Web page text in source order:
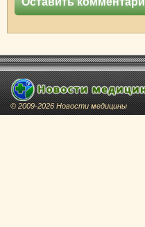
© 2009-2026 Новости медицины